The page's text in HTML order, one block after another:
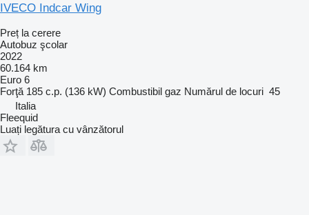
IVECO Indcar Wing
Preț la cerere
Autobuz şcolar
2022
60.164 km
Euro 6
Forţă 185 c.p. (136 kW) Combustibil gaz Numărul de locuri 45
Italia
Fleequid
Luați legătura cu vânzătorul